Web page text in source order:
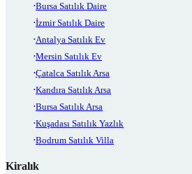
Bursa Satılık Daire
İzmir Satılık Daire
Antalya Satılık Ev
Mersin Satılık Ev
Çatalca Satılık Arsa
Kandıra Satılık Arsa
Bursa Satılık Arsa
Kuşadası Satılık Yazlık
Bodrum Satılık Villa
Kiralık